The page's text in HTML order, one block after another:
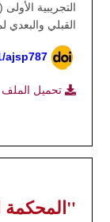
التجريبية
القبلي والبعدي
ajsp787
تحميل الملف
"المحكمة